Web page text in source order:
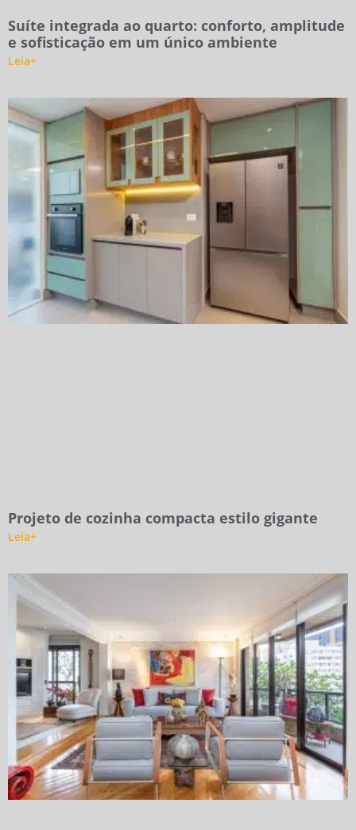
Suíte integrada ao quarto: conforto, amplitude
e sofisticação em um único ambiente
Leia+
Projeto de cozinha compacta estilo gigante
Leia+